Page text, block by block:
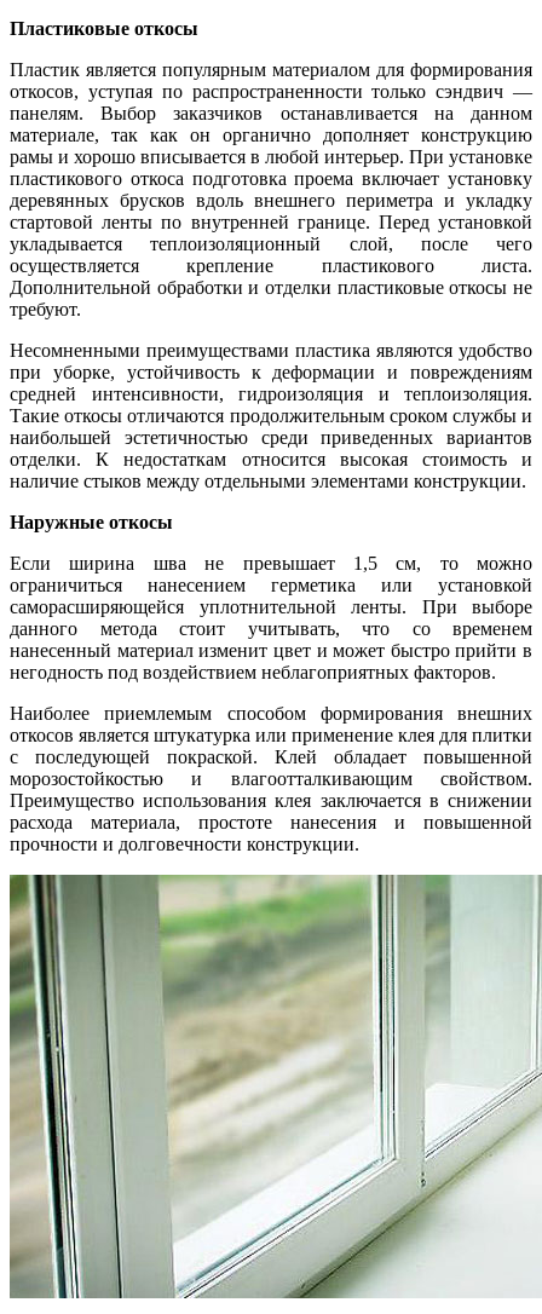
Пластиковые откосы
Пластик является популярным материалом для формирования
откосов, уступая по распространенности только сэндвич —
панелям. Выбор заказчиков останавливается на данном
материале, так как он органично дополняет конструкцию
рамы и хорошо вписывается в любой интерьер. При установке
пластикового откоса подготовка проема включает установку
деревянных брусков вдоль внешнего периметра и укладку
стартовой ленты по внутренней границе. Перед установкой
укладывается теплоизоляционный слой, после чего
осуществляется крепление пластикового листа.
Дополнительной обработки и отделки пластиковые откосы не
требуют.
Несомненными преимуществами пластика являются удобство
при уборке, устойчивость к деформации и повреждениям
средней интенсивности, гидроизоляция и теплоизоляция.
Такие откосы отличаются продолжительным сроком службы и
наибольшей эстетичностью среди приведенных вариантов
отделки. К недостаткам относится высокая стоимость и
наличие стыков между отдельными элементами конструкции.
Наружные откосы
Если ширина шва не превышает 1,5 см, то можно
ограничиться нанесением герметика или установкой
саморасширяющейся уплотнительной ленты. При выборе
данного метода стоит учитывать, что со временем
нанесенный материал изменит цвет и может быстро прийти в
негодность под воздействием неблагоприятных факторов.
Наиболее приемлемым способом формирования внешних
откосов является штукатурка или применение клея для плитки
с последующей покраской. Клей обладает повышенной
морозостойкостью и влагоотталкивающим свойством.
Преимущество использования клея заключается в снижении
расхода материала, простоте нанесения и повышенной
прочности и долговечности конструкции.